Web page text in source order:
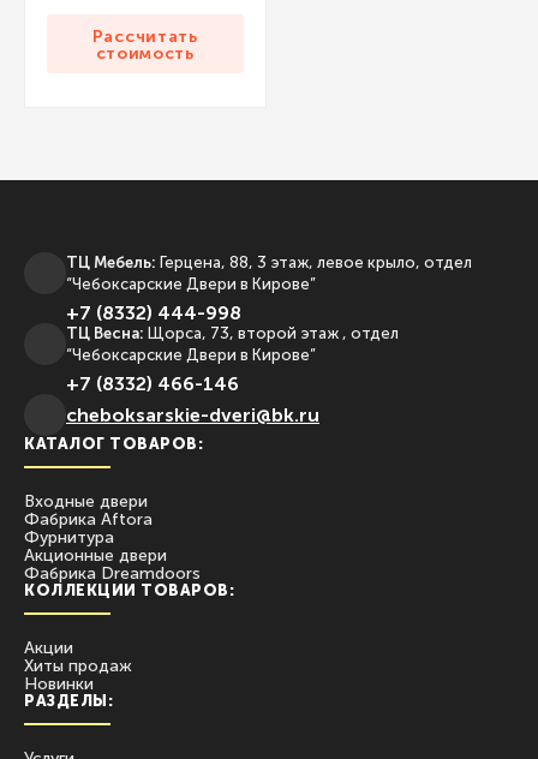
Рассчитать
стоимость
КАТАЛОГ ТОВАРОВ:
Входные двери
Фабрика Aftora
Фурнитура
Акционные двери
Фабрика Dreamdoors
КОЛЛЕКЦИИ ТОВАРОВ:
Акции
Хиты продаж
Новинки
РАЗДЕЛЫ:
ТЦ Мебель: Герцена, 88, 3 этаж, левое крыло, отдел
“Чебоксарские Двери в Кирове”
+7 (8332) 444-998
ТЦ Весна: Щорса, 73, второй этаж , отдел
“Чебоксарские Двери в Кирове”
+7 (8332) 466-146
сheboksarskie-dveri@bk.ru